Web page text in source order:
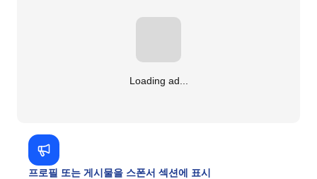
Loading ad...
프로필 또는 게시물을 스폰서 섹션에 표시